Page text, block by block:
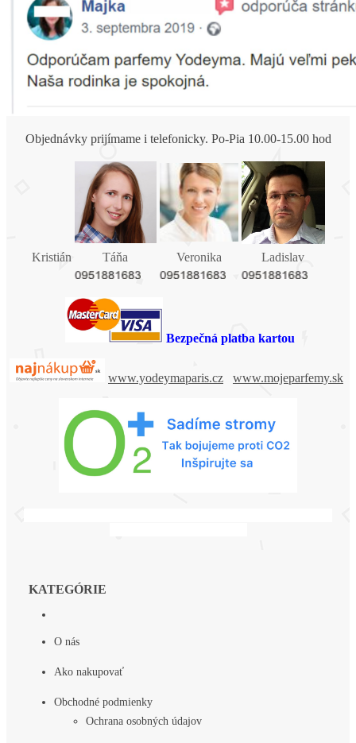
Objednávky prijímame i telefonicky. Po-Pia 10.00-15.00 hod
Kristián Táňa Veronika Ladislav
Bezpečná platba kartou
www.yodeymaparis.cz www.mojeparfemy.sk
KATEGÓRIE
O nás
Ako nakupovať
Obchodné podmienky
Ochrana osobných údajov